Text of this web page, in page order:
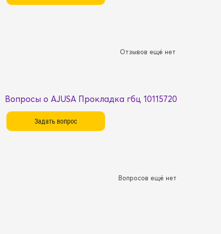
Отзывов ещё нет
Вопросы о AJUSA Прокладка гбц 10115720
Вопросов ещё нет